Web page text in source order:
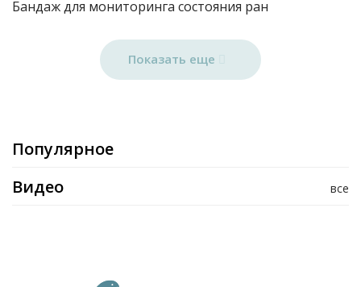
Бандаж для мониторинга состояния ран
Показать еще
Популярное
все
Видео